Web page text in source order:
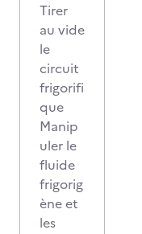
Tirer
au vide
le
circuit
frigorifi
que
Manip
uler le
fluide
frigorig
ène et
les